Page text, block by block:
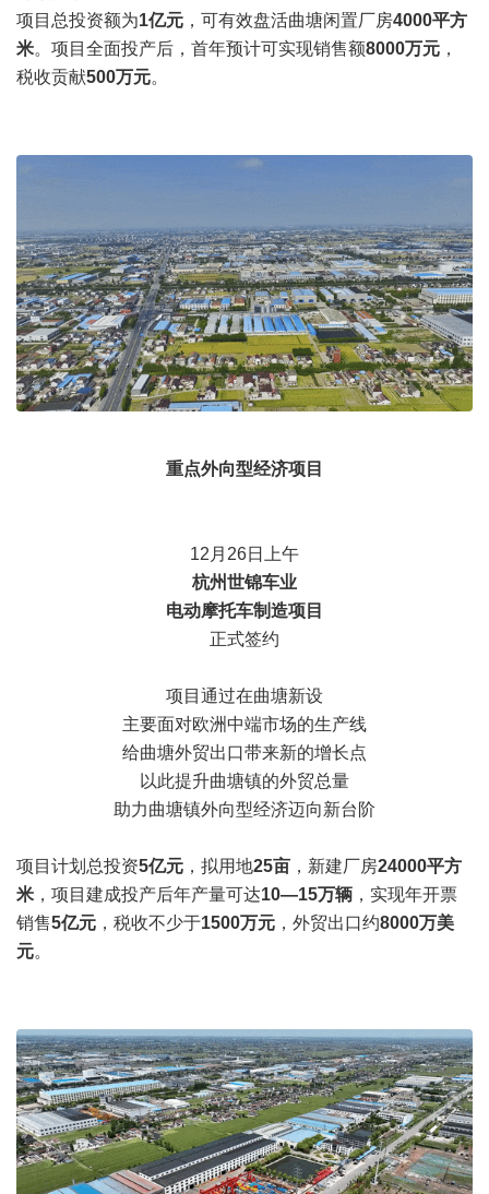
项目总投资额为1亿元 ，可有效盘活曲塘闲置厂房4000平方
米。项目全面投产后，首年预计可实现销售额8000万元 ，
税收贡献500万元。
重点外向型经济项目
12月26日上午
杭州世锦车业
电动摩托车制造项目
正式签约
项目通过在曲塘新设
主要面对欧洲中端市场的生产线
给曲塘外贸出口带来新的增长点
以此提升曲塘镇的外贸总量
助力曲塘镇外向型经济迈向新台阶
项目计划总投资5亿元 ，拟用地25亩 ，新建厂房24000平方
米 ，项目建成投产后年产量可达10—15万辆 ，实现年开票
销售5亿元 ，税收不少于1500万元 ，外贸出口约8000万美
元。